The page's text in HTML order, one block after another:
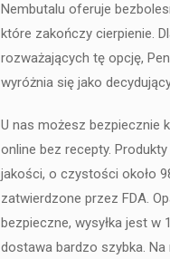
Nembutalu oferuje
które zakończy cierpienie.
rozważających tę opcję,
wyróżnia się jako
U nas możesz bezpiecznie
online bez recepty.
jakości, o czystości około
zatwierdzone przez FDA.
bezpieczne, wysyłka jest w
dostawa bardzo szybka. Na